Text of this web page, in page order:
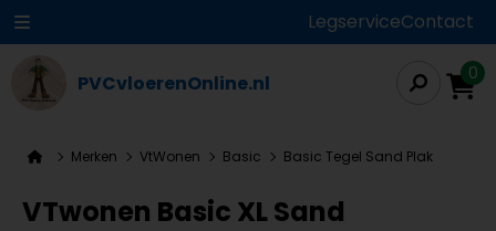
LegserviceContact
PVCvloerenOnline.nl 0
Merken VtWonen Basic Basic Tegel Sand Plak
VTwonen Basic XL Sand